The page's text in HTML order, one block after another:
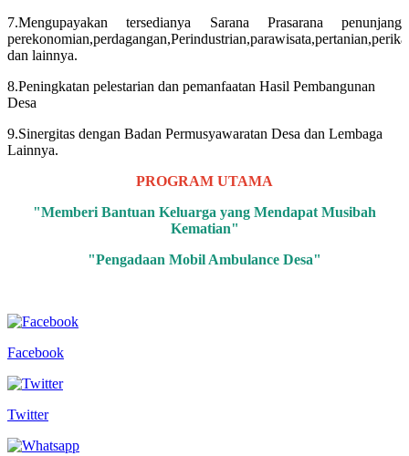
7.Mengupayakan tersedianya Sarana Prasarana penunjang
dan lainnya.
8.Peningkatan pelestarian dan pemanfaatan Hasil Pembangunan
Desa
9.Sinergitas dengan Badan Permusyawaratan Desa dan Lembaga
Lainnya.
PROGRAM UTAMA
"Memberi Bantuan Keluarga yang Mendapat Musibah
Kematian"
"Pengadaan Mobil Ambulance Desa"
Facebook
Twitter